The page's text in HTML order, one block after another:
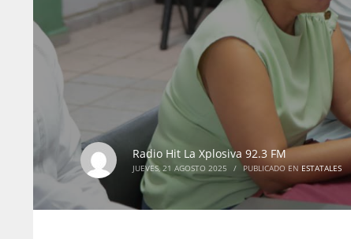
Radio Hit La Xplosiva 92.3 FM
JUEVES, 21 AGOSTO 2025 / PUBLICADO EN ESTATALES